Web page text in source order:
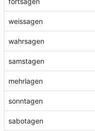
weissagen
wahrsagen
samstagen
mehrlagen
sonntagen
sabotagen